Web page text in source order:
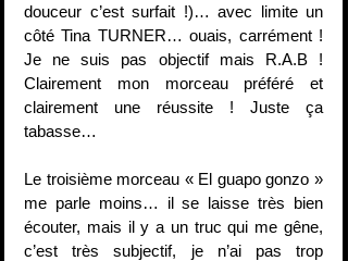
douceur c’est surfait !)… avec limite un
côté Tina TURNER… ouais, carrément !
Je ne suis pas objectif mais R.A.B !
Clairement mon morceau préféré et
clairement une réussite ! Juste ça
tabasse…
Le troisième morceau « El guapo gonzo »
me parle moins… il se laisse très bien
écouter, mais il y a un truc qui me gêne,
c’est très subjectif, je n’ai pas trop